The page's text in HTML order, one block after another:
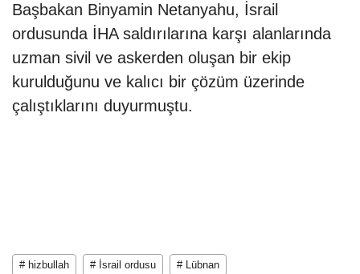
Başbakan Binyamin Netanyahu, İsrail
ordusunda İHA saldırılarına karşı alanlarında
uzman sivil ve askerden oluşan bir ekip
kurulduğunu ve kalıcı bir çözüm üzerinde
çalıştıklarını duyurmuştu.
# hizbullah # İsrail ordusu # Lübnan